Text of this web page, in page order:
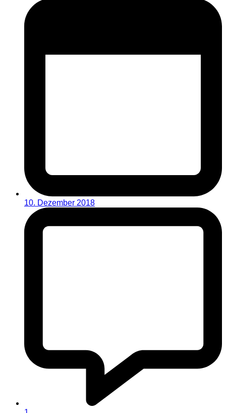
10. Dezember 2018